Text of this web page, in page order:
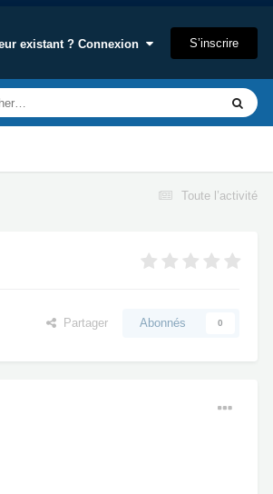
existant ? Connexion S’inscrire
Toute l’activité
Partager Abonnés 0